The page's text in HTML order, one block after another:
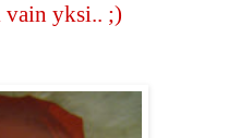
yksi.. ;)